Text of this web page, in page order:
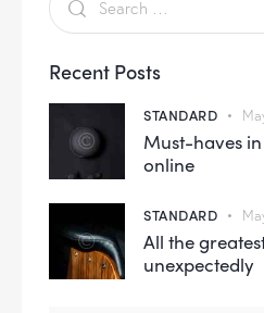
Recent Posts
STANDARD
Must-haves
online
STANDARD
All the
unexpectedly